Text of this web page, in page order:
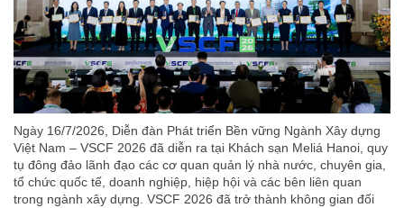
Ngày 16/7/2026, Diễn đàn Phát triển Bền vững Ngành Xây dựng
Việt Nam – VSCF 2026 đã diễn ra tại Khách sạn Meliá Hanoi, quy
tụ đông đảo lãnh đạo các cơ quan quản lý nhà nước, chuyên gia,
tổ chức quốc tế, doanh nghiệp, hiệp hội và các bên liên quan
trong ngành xây dựng. VSCF 2026 đã trở thành không gian đối